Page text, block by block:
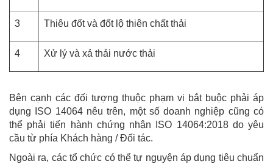
3 Thiêu đốt và đốt lộ thiên chất thải
4 Xử lý và xả thải nước thải
Bên cạnh các đối tượng thuộc phạm vi bắt buộc phải áp
dụng ISO 14064 nêu trên, một số doanh nghiệp cũng có
thể phải tiến hành chứng nhận ISO 14064:2018 do yêu
cầu từ phía Khách hàng / Đối tác.
Ngoài ra, các tổ chức có thể tự nguyện áp dụng tiêu chuẩn